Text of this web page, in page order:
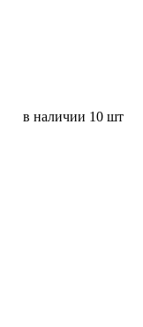
в наличии 10 шт